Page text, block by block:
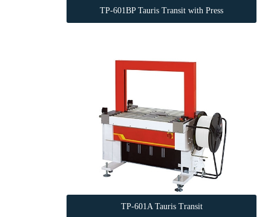
TP-601BP Tauris Transit with Press
TP-601A Tauris Transit